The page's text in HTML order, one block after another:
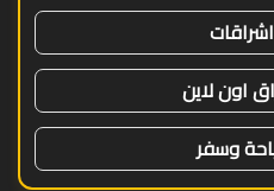
اون لاين
وسفر